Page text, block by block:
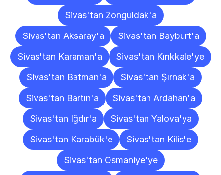
Sivas'tan Zonguldak'a
Sivas'tan Aksaray'a
Sivas'tan Bayburt'a
Sivas'tan Karaman'a
Sivas'tan Kırıkkale'ye
Sivas'tan Batman'a
Sivas'tan Şırnak'a
Sivas'tan Bartın'a
Sivas'tan Ardahan'a
Sivas'tan Iğdır'a
Sivas'tan Yalova'ya
Sivas'tan Karabük'e
Sivas'tan Kilis'e
Sivas'tan Osmaniye'ye